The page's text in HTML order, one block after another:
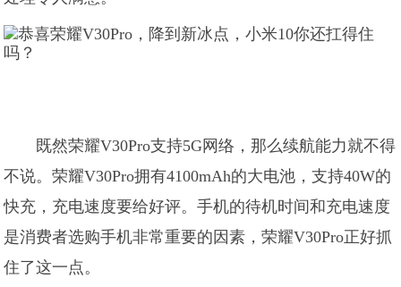
既然荣耀V30Pro支持5G网络，那么续航能力就不得
不说。荣耀V30Pro拥有4100mAh的大电池，支持40W的
快充，充电速度要给好评。手机的待机时间和充电速度
是消费者选购手机非常重要的因素，荣耀V30Pro正好抓
住了这一点。